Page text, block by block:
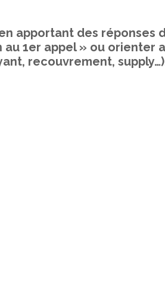
apportant des réponses
1er appel » ou orienter
recouvrement,